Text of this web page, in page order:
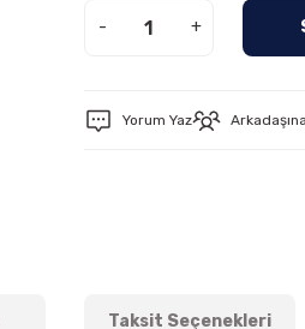
- +
Yorum Yaz
Taksit Seçenekleri